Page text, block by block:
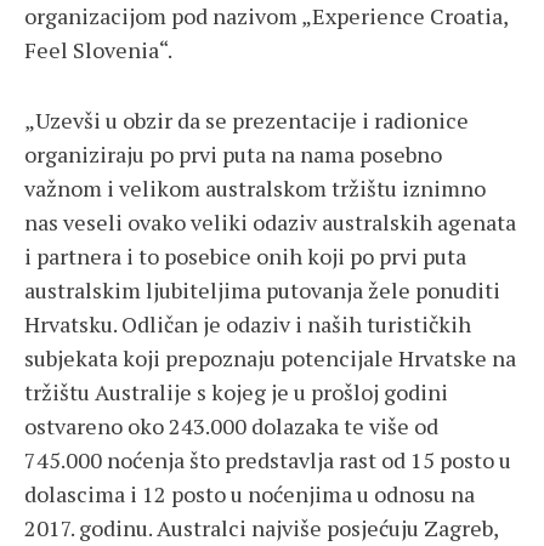
organizacijom pod nazivom „Experience Croatia,
Feel Slovenia“.
„Uzevši u obzir da se prezentacije i radionice
organiziraju po prvi puta na nama posebno
važnom i velikom australskom tržištu iznimno
nas veseli ovako veliki odaziv australskih agenata
i partnera i to posebice onih koji po prvi puta
australskim ljubiteljima putovanja žele ponuditi
Hrvatsku. Odličan je odaziv i naših turističkih
subjekata koji prepoznaju potencijale Hrvatske na
tržištu Australije s kojeg je u prošloj godini
ostvareno oko 243.000 dolazaka te više od
745.000 noćenja što predstavlja rast od 15 posto u
dolascima i 12 posto u noćenjima u odnosu na
2017. godinu. Australci najviše posjećuju Zagreb,